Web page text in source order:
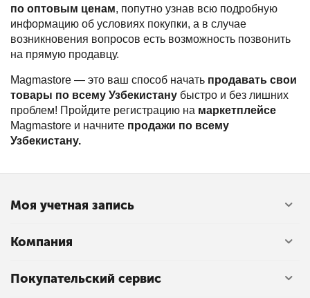
по оптовым ценам, попутно узнав всю подробную
информацию об условиях покупки, а в случае
возникновения вопросов есть возможность позвонить
на прямую продавцу.
Magmastore — это ваш способ начать продавать свои
товары по всему Узбекистану быстро и без лишних
проблем! Пройдите регистрацию на маркетплейсе
Magmastore и начните продажи по всему
Узбекистану.
Моя учетная запись
Компания
Покупательский сервис